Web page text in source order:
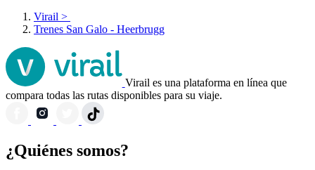
Virail >
Trenes San Galo - Heerbrugg
Virail es una plataforma en línea que
compara todas las rutas disponibles para su viaje.
¿Quiénes somos?